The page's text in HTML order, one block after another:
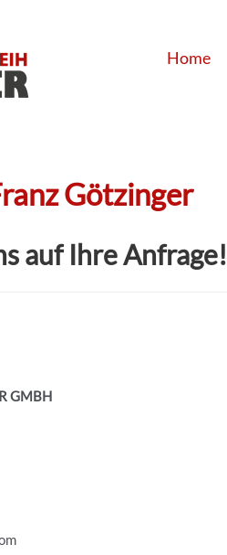
Home
Götzinger
auf Ihre Anfrage!
GMBH